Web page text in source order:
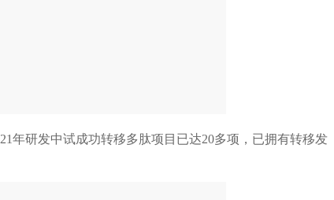
年研发中试成功转移多肽项目已达20多项，已拥有转移发